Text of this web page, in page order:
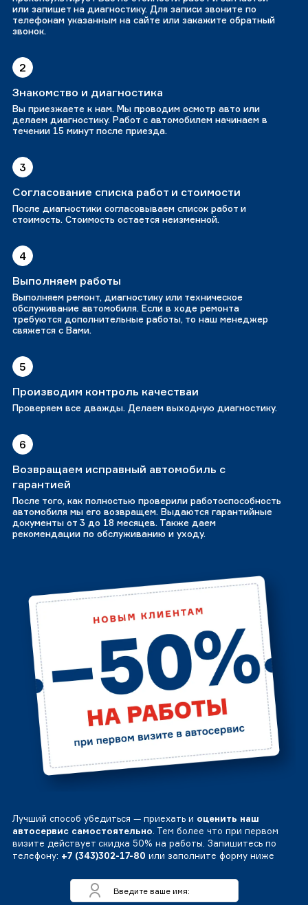
или запишет на диагностику. Для записи звоните по
телефонам указанным на сайте или закажите обратный
звонок.
2
Знакомство и диагностика
Вы приезжаете к нам. Мы проводим осмотр авто или
делаем диагностику. Работ с автомобилем начинаем в
течении 15 минут после приезда.
3
Согласование списка работ и стоимости
После диагностики согласовываем список работ и
стоимость. Стоимость остается неизменной.
4
Выполняем работы
Выполняем ремонт, диагностику или техническое
обслуживание автомобиля. Если в ходе ремонта
требуются дополнительные работы, то наш менеджер
свяжется с Вами.
5
Производим контроль качестваи
Проверяем все дважды. Делаем выходную диагностику.
6
Возвращаем исправный автомобиль с
гарантией
После того, как полностью проверили работоспособность
автомобиля мы его возвращем. Выдаются гарантийные
документы от 3 до 18 месяцев. Также даем
рекомендации по обслуживанию и уходу.
Лучший способ убедиться — приехать и оценить наш
автосервис самостоятельно. Тем более что при первом
визите действует скидка 50% на работы. Запишитесь по
телефону: +7 (343)302-17-80 или заполните форму ниже